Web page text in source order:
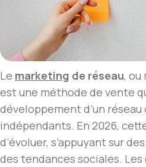
Le marketing de réseau, ou
est une méthode de vente
développement d’un
indépendants. En 2026,
d’évoluer, s’appuyant sur
des tendances sociales.